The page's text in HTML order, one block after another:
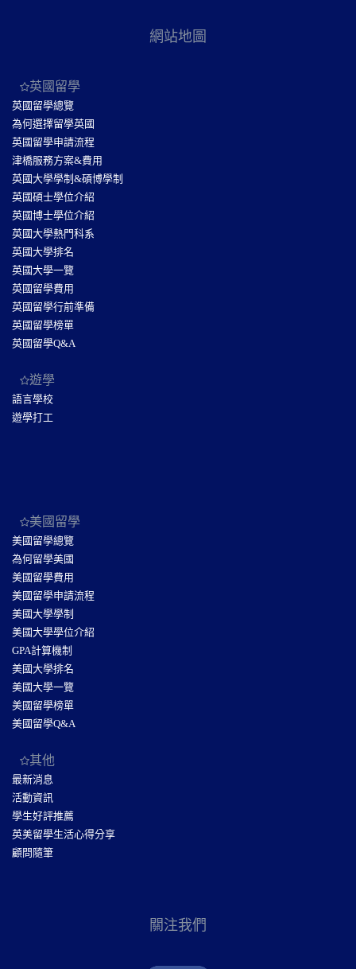
網站地圖
英國留學
英國留學總覽
為何選擇留學英國
英國留學申請流程
津橋服務方案&費用
英國大學學制&碩博學制
英國碩士學位介紹
英國博士學位介紹
英國大學熱門科系
英國大學排名
英國大學一覽
英國留學費用
英國留學行前準備
英國留學榜單
英國留學Q&A
遊學
語言學校
遊學打工
美國留學
美國留學總覽
為何留學美國
美國留學費用
美國留學申請流程
美國大學學制
美國大學學位介紹
GPA計算機制
美國大學排名
美國大學一覽
美國留學榜單
美國留學Q&A
其他
最新消息
活動資訊
學生好評推薦
英美留學生活心得分享
顧問隨筆
關注我們